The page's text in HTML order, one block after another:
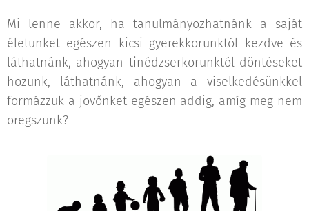
Mi lenne akkor, ha tanulmányozhatnánk a saját
életünket egészen kicsi gyerekkorunktól kezdve és
láthatnánk, ahogyan tinédzserkorunktól döntéseket
hozunk, láthatnánk, ahogyan a viselkedésünkkel
formázzuk a jövőnket egészen addig, amíg meg nem
öregszünk?